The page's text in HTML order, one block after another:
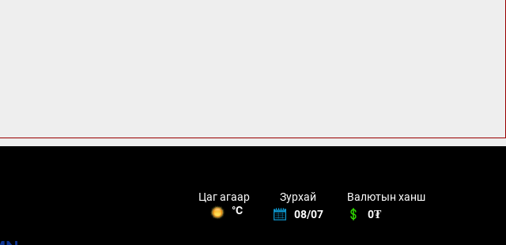
Цаг агаар
°C
Зурхай
08/07
Валютын ханш
0₮